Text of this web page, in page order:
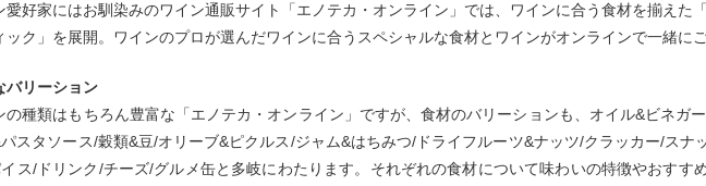
愛好家にはお馴染みのワイン通販サイト「エノテカ・オンライン」では、ワインに合う食材を揃えた
ック」を展開。ワインのプロが選んだワインに合うスペシャルな食材とワインがオンラインで一緒に
バリーション
の種類はもちろん豊富な「エノテカ・オンライン」ですが、食材のバリーションも、オイル&ビネガ
パスタソース/穀類&豆/オリーブ&ピクルス/ジャム&はちみつ/ドライフルーツ&ナッツ/クラッカー/スナ
ス/ドリンク/チーズ/グルメ缶と多岐にわたります。それぞれの食材について味わいの特徴やおすす